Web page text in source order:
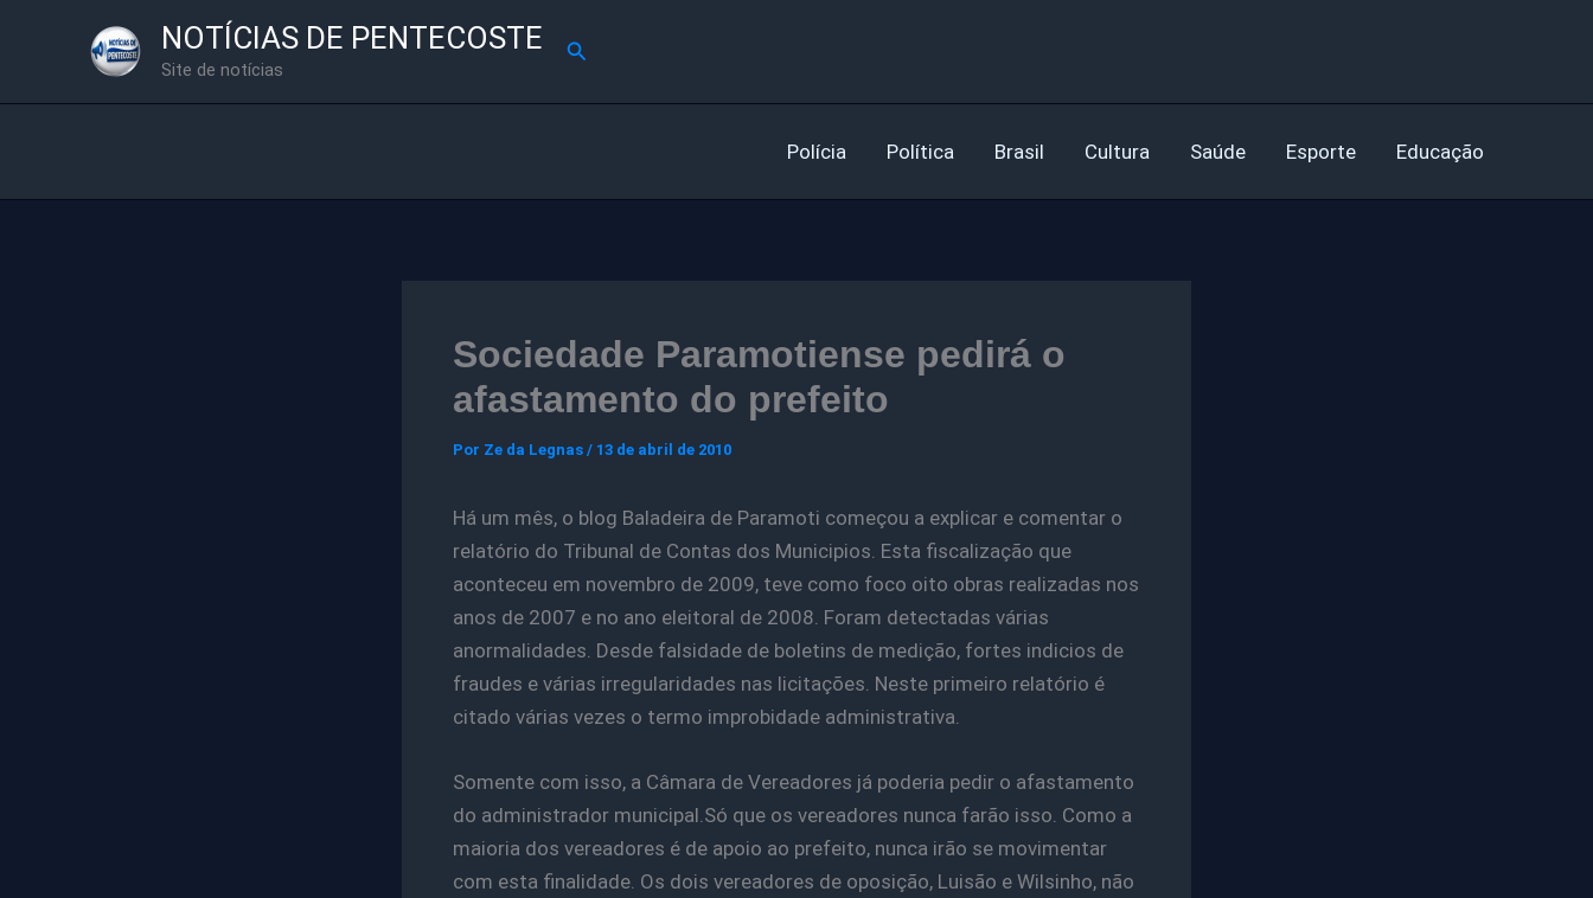
NOTÍCIAS DE PENTECOSTE
Site de notícias
Pesquisar
Polícia Política Brasil Cultura Saúde Esporte Educação
Sociedade Paramotiense pedirá o
afastamento do prefeito
Por Ze da Legnas / 13 de abril de 2010
Há um mês, o blog Baladeira de Paramoti começou a explicar e comentar o
relatório do Tribunal de Contas dos Municipios. Esta fiscalização que
aconteceu em novembro de 2009, teve como foco oito obras realizadas nos
anos de 2007 e no ano eleitoral de 2008. Foram detectadas várias
anormalidades. Desde falsidade de boletins de medição, fortes indicios de
fraudes e várias irregularidades nas licitações. Neste primeiro relatório é
citado várias vezes o termo improbidade administrativa.
Somente com isso, a Câmara de Vereadores já poderia pedir o afastamento
do administrador municipal.Só que os vereadores nunca farão isso. Como a
maioria dos vereadores é de apoio ao prefeito, nunca irão se movimentar
com esta finalidade. Os dois vereadores de oposição, Luisão e Wilsinho, não